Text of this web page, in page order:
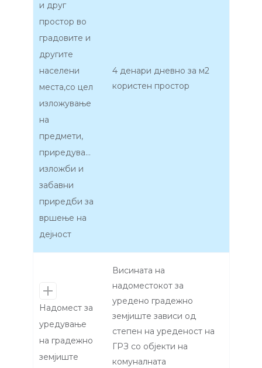
и друг
простор во
градовите и
другите
населени
места,со цел
изложување
на
предмети,
приредување
изложби и
забавни
приредби за
вршење на
дејност
4 денари дневно за м2
користен простор
Надомест за
уредување
на градежно
земјиште
Висината на
надоместокот за
уредено градежно
земјиште зависи од
степен на уреденост на
ГРЗ со објекти на
комуналната